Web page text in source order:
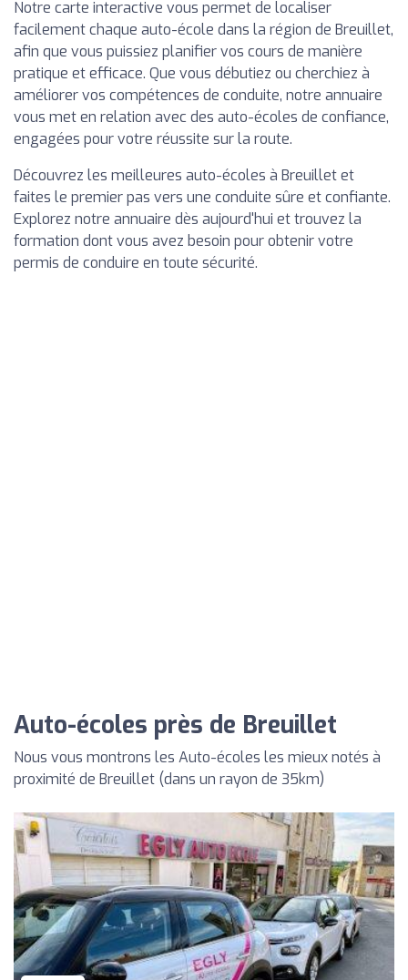
Notre carte interactive vous permet de localiser
facilement chaque auto-école dans la région de Breuillet,
afin que vous puissiez planifier vos cours de manière
pratique et efficace. Que vous débutiez ou cherchiez à
améliorer vos compétences de conduite, notre annuaire
vous met en relation avec des auto-écoles de confiance,
engagées pour votre réussite sur la route.
Découvrez les meilleures auto-écoles à Breuillet et
faites le premier pas vers une conduite sûre et confiante.
Explorez notre annuaire dès aujourd'hui et trouvez la
formation dont vous avez besoin pour obtenir votre
permis de conduire en toute sécurité.
Auto-écoles près de Breuillet
Nous vous montrons les Auto-écoles les mieux notés à
proximité de Breuillet (dans un rayon de 35km)